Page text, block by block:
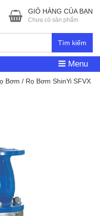
Tìm kiếm
GIỎ HÀNG CỦA BẠN
Chưa có sản phẩm
Menu
Bơm / Rọ Bơm ShinYi SFVX